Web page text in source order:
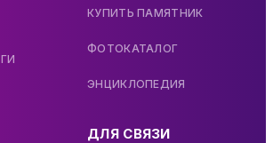
КУПИТЬ ПАМЯТНИК
ФОТОКАТАЛОГ
ЭНЦИКЛОПЕДИЯ
ДЛЯ СВЯЗИ